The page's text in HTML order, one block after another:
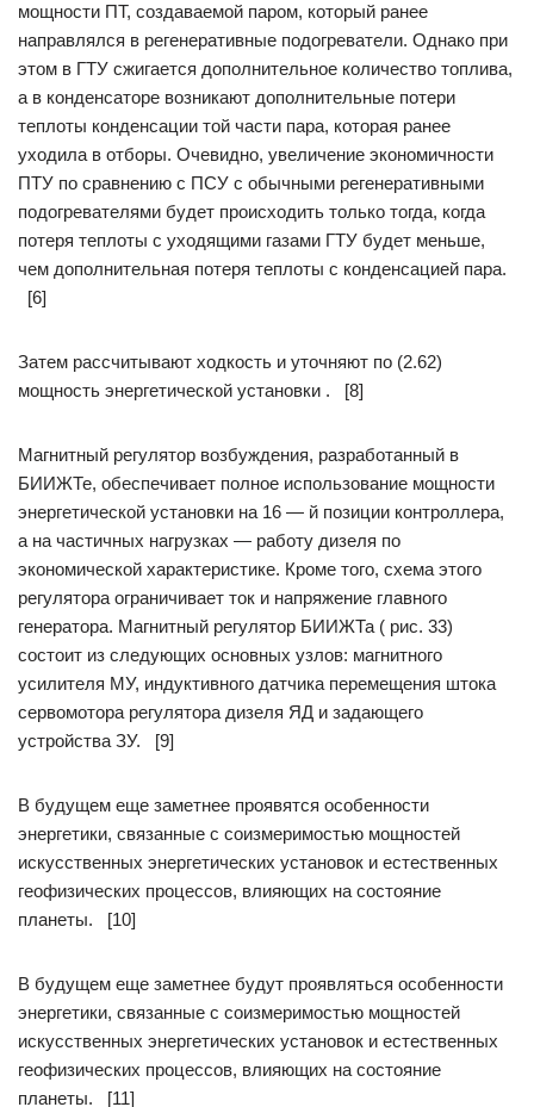
мощности ПТ, создаваемой паром, который ранее
направлялся в регенеративные подогреватели. Однако при
этом в ГТУ сжигается дополнительное количество топлива,
а в конденсаторе возникают дополнительные потери
теплоты конденсации той части пара, которая ранее
уходила в отборы. Очевидно, увеличение экономичности
ПТУ по сравнению с ПСУ с обычными регенеративными
подогревателями будет происходить только тогда, когда
потеря теплоты с уходящими газами ГТУ будет меньше,
чем дополнительная потеря теплоты с конденсацией пара.
[6]
Затем рассчитывают ходкость и уточняют по (2.62)
мощность энергетической установки . [8]
Магнитный регулятор возбуждения, разработанный в
БИИЖТе, обеспечивает полное использование мощности
энергетической установки на 16 — й позиции контроллера,
а на частичных нагрузках — работу дизеля по
экономической характеристике. Кроме того, схема этого
регулятора ограничивает ток и напряжение главного
генератора. Магнитный регулятор БИИЖТа ( рис. 33)
состоит из следующих основных узлов: магнитного
усилителя МУ, индуктивного датчика перемещения штока
сервомотора регулятора дизеля ЯД и задающего
устройства ЗУ. [9]
В будущем еще заметнее проявятся особенности
энергетики, связанные с соизмеримостью мощностей
искусственных энергетических установок и естественных
геофизических процессов, влияющих на состояние
планеты. [10]
В будущем еще заметнее будут проявляться особенности
энергетики, связанные с соизмеримостью мощностей
искусственных энергетических установок и естественных
геофизических процессов, влияющих на состояние
планеты. [11]